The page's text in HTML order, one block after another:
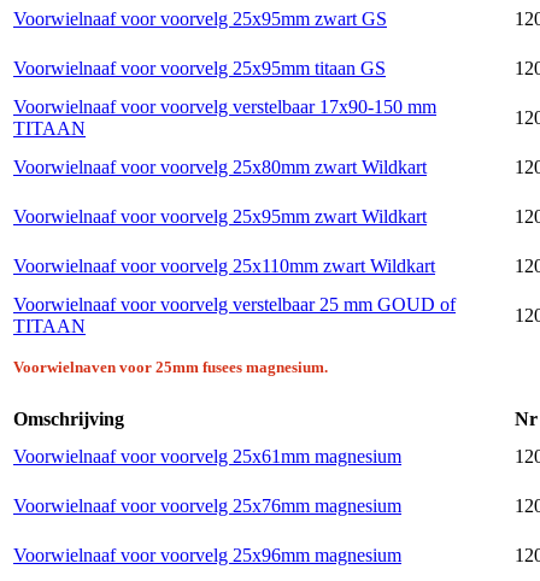
Voorwielnaaf voor voorvelg 25x95mm zwart GS
Voorwielnaaf voor voorvelg 25x95mm titaan GS
Voorwielnaaf voor voorvelg verstelbaar 17x90-150 mm
TITAAN
Voorwielnaaf voor voorvelg 25x80mm zwart Wildkart
Voorwielnaaf voor voorvelg 25x95mm zwart Wildkart
Voorwielnaaf voor voorvelg 25x110mm zwart Wildkart
Voorwielnaaf voor voorvelg verstelbaar 25 mm GOUD of
TITAAN
Voorwielnaven voor 25mm fusees magnesium.
Omschrijving
Nr
Voorwielnaaf voor voorvelg 25x61mm magnesium
Voorwielnaaf voor voorvelg 25x76mm magnesium
Voorwielnaaf voor voorvelg 25x96mm magnesium